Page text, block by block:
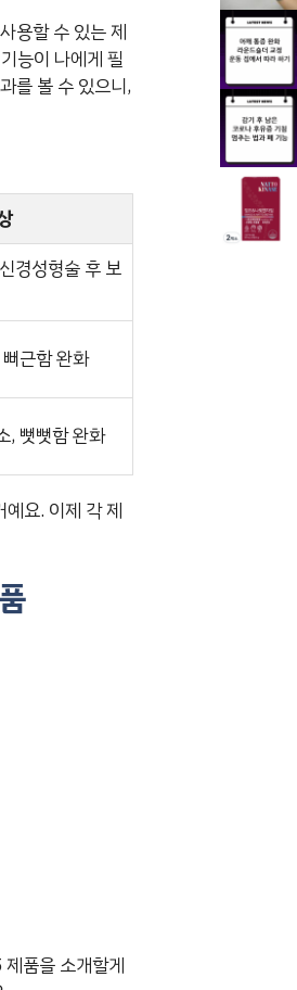
용할 수 있는 제
능이 나에게 필
를 볼 수 있으니,
경성형술 후 보
근함 완화
, 뻣뻣함 완화
요. 이제 각 제
품을 소개할게